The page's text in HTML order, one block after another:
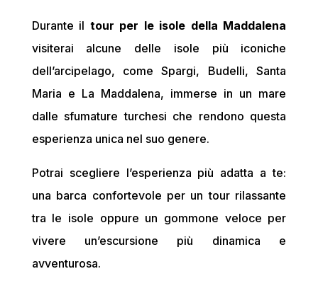
Durante il tour per le isole della Maddalena
visiterai alcune delle isole più iconiche
dell’arcipelago, come Spargi, Budelli, Santa
Maria e La Maddalena, immerse in un mare
dalle sfumature turchesi che rendono questa
esperienza unica nel suo genere.
Potrai scegliere l’esperienza più adatta a te:
una barca confortevole per un tour rilassante
tra le isole oppure un gommone veloce per
vivere un’escursione più dinamica e
avventurosa.